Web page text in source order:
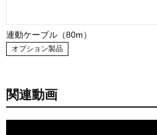
連動ケーブル（80m）
オプション製品
関連動画